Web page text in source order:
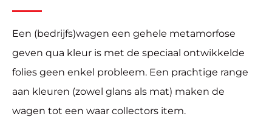
Een (bedrijfs)wagen een gehele metamorfose
geven qua kleur is met de speciaal ontwikkelde
folies geen enkel probleem. Een prachtige range
aan kleuren (zowel glans als mat) maken de
wagen tot een waar collectors item.